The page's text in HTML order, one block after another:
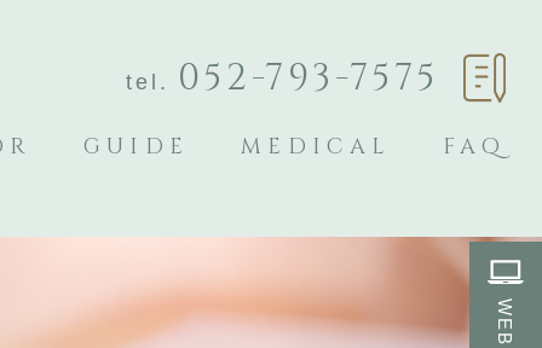
tel. 052-793-7575
GUIDE MEDICAL FAQ
WEB予約